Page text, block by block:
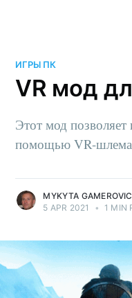
ИГРЫ ПК
VR мод
Этот мод
помощью VR-
MYKYTA
5 APR 2021
• 1 MIN